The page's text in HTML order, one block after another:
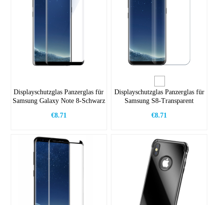
Displayschutzglas Panzerglas für
Samsung Galaxy Note 8-Schwarz
€8.71
Displayschutzglas Panzerglas für
Samsung S8-Transparent
€8.71